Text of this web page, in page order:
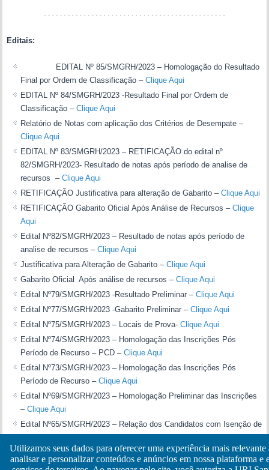
Editais:
EDITAL Nº 85/SMGRH/2023 – Homologação do Resultado
Final por Ordem de Classificação –Clique Aqui
EDITAL Nº 84/SMGRH/2023 -Resultado Final por Ordem de
Classificação –Clique Aqui
Relatório de Notas com aplicação dos Critérios de Desempate –
Clique Aqui
EDITAL Nº 83/SMGRH/2023 – RETIFICAÇÃO do edital nº
82/SMGRH/2023- Resultado de notas após período de analise de
recursos –Clique Aqui
RETIFICAÇÃO Justificativa para alteração de Gabarito –Clique Aqui
RETIFICAÇÃO Gabarito Oficial Após Análise de Recursos –Clique
Aqui
Edital Nº82/SMGRH/2023 – Resultado de notas após período de
analise de recursos –Clique Aqui
Justificativa para Alteração de Gabarito –Clique Aqui
Gabarito Oficial Após análise de recursos –Clique Aqui
Edital Nº79/SMGRH/2023 -Resultado Preliminar –Clique Aqui
Edital Nº77/SMGRH/2023 -Gabarito Preliminar –Clique Aqui
Edital Nº75/SMGRH/2023 – Locais de Prova-Clique Aqui
Edital Nº74/SMGRH/2023 – Homologação das Inscrições Pós
Período de Recurso – PCD –Clique Aqui
Edital Nº73/SMGRH/2023 – Homologação das Inscrições Pós
Período de Recurso –Clique Aqui
Edital Nº69/SMGRH/2023 – Homologação Preliminar das Inscrições
–Clique Aqui
Edital Nº65/SMGRH/2023 – Relação dos Candidatos com Isenção de
Edital Nº60/SMGRH/2023 – Retificação do edital n°º55/SMGRH/2023
Clique Aqui
Utilizamos seus dados para oferecer uma experiência mais relevante
analisar e personalizar conteúdos e anúncios em nossa plataforma e